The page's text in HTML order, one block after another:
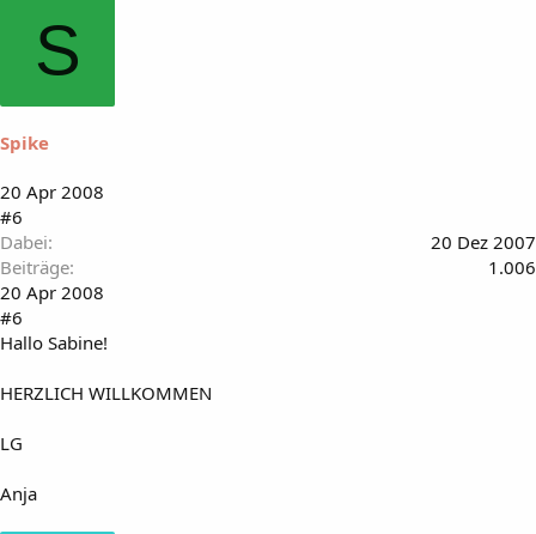
S
Spike
20 Apr 2008
#6
Dabei
20 Dez 2007
Beiträge
1.006
20 Apr 2008
#6
Hallo Sabine!
HERZLICH WILLKOMMEN
LG
Anja